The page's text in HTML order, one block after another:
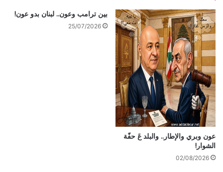
عون وبري والإطار.. والبلد عَ حفّة
الشوار!
02/08/2026
بين ترامب وعون.. لبنان بدو عون!
25/07/2026